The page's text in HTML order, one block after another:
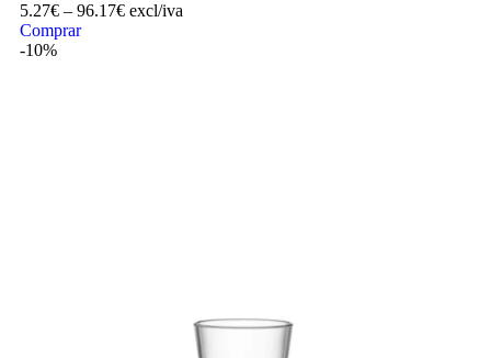
5.27€ – 96.17€ excl/iva
Comprar
-10%